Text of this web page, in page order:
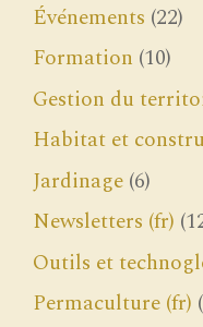
Événements (22)
Formation (10)
Gestion du
Habitat et
Jardinage (6)
Newsletters (fr)
Outils et
Permaculture (fr)